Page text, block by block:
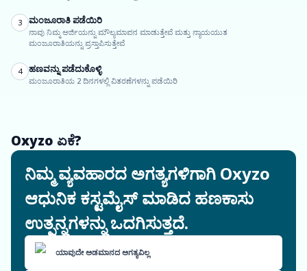
3 ಮಂಜೂರಾತಿ ಪಡೆಯಿರಿ
ನಾವು ನಿಮ್ಮ ಅರ್ಜಿಯನ್ನು ಮೌಲ್ಯಮಾಪನ ಮಾಡುತ್ತೇವೆ ಮತ್ತು ನ್ಯಾಯಯುತ
ಮಂಜೂರಾತಿಯನ್ನು ಪ್ರಸ್ತಾಪಿಸುತ್ತೇವೆ
4 ಹಣವನ್ನು ಪಡೆದುಕೊಳ್ಳಿ
ಮಂಜೂರಾತಿಯ 2 ದಿನಗಳಲ್ಲಿ ವಿತರಣೆಗಳನ್ನು ಪಡೆಯಿರಿ
Oxyzo ಏಕೆ?
ನಿಮ್ಮ ವ್ಯವಹಾರದ ಅಗತ್ಯಗಳಿಗಾಗಿ Oxyzo
ಆಧುನಿಕ ಕಸ್ಟಮೈಸ್ ಮಾಡಿದ ಹಣಕಾಸು
ಉತ್ಪನ್ನಗಳನ್ನು ಒದಗಿಸುತ್ತದೆ.
ಯಾವುದೇ ಅಡಮಾನದ ಅಗತ್ಯವಿಲ್ಲ